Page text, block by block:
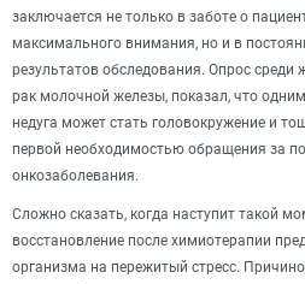
заключается не только в заботе о
максимального внимания, но и в
результатов обследования. Опрос
рак молочной железы, показал, что
недуга может стать головокружение и
первой необходимостью обращения за
онкозаболевания.
Сложно сказать, когда наступит такой
восстановление после химиотерапии
организма на пережитый стресс.